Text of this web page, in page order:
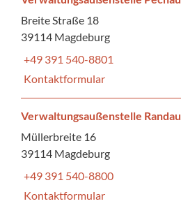
Breite Straße 18
39114 Magdeburg
+49 391 540-8801
Kontaktformular
Verwaltungsaußenstelle Randau
Müllerbreite 16
39114 Magdeburg
+49 391 540-8800
Kontaktformular